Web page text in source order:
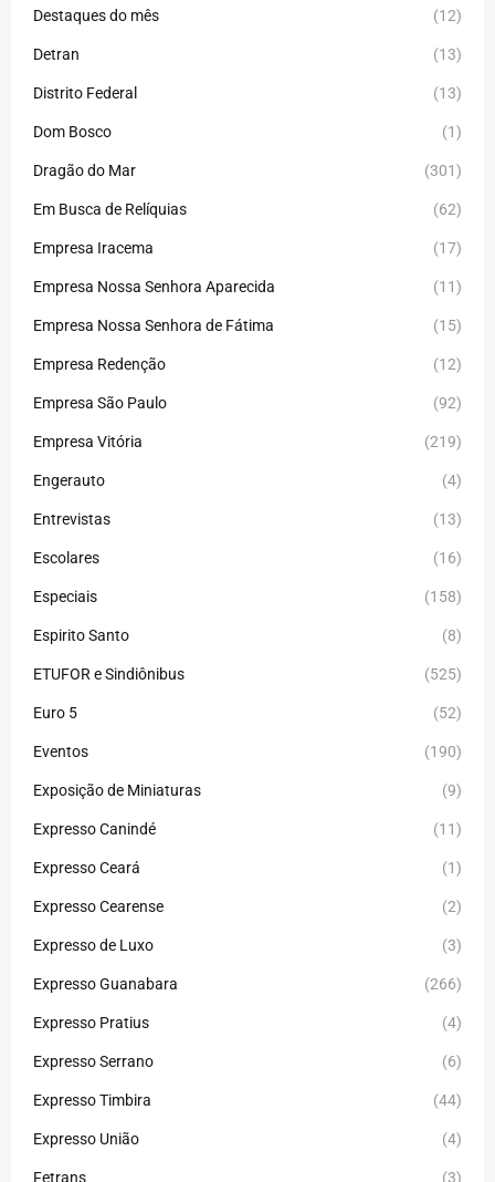
Destaques do mês (12)
Detran (13)
Distrito Federal (13)
Dom Bosco (1)
Dragão do Mar (301)
Em Busca de Relíquias (62)
Empresa Iracema (17)
Empresa Nossa Senhora Aparecida (11)
Empresa Nossa Senhora de Fátima (15)
Empresa Redenção (12)
Empresa São Paulo (92)
Empresa Vitória (219)
Engerauto (4)
Entrevistas (13)
Escolares (16)
Especiais (158)
Espirito Santo (8)
ETUFOR e Sindiônibus (525)
Euro 5 (52)
Eventos (190)
Exposição de Miniaturas (9)
Expresso Canindé (11)
Expresso Ceará (1)
Expresso Cearense (2)
Expresso de Luxo (3)
Expresso Guanabara (266)
Expresso Pratius (4)
Expresso Serrano (6)
Expresso Timbira (44)
Expresso União (4)
Fetrans (3)